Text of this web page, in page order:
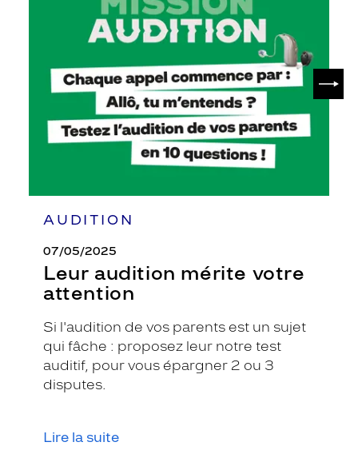
AUDITION
07/05/2025
Leur audition mérite votre
attention
Si l'audition de vos parents est un sujet
qui fâche : proposez leur notre test
auditif, pour vous épargner 2 ou 3
disputes.
Lire la suite